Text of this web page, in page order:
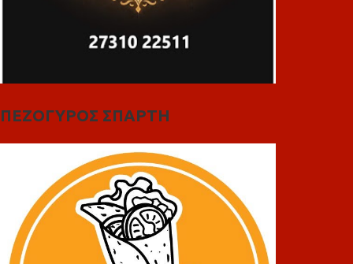
ΠΕΖΟΓΥΡΟΣ ΣΠΑΡΤΗ